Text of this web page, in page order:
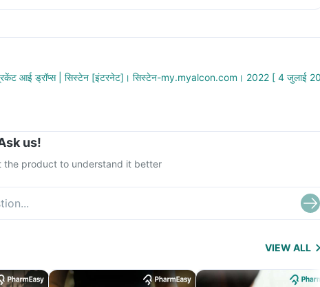
आई ड्रॉप्स | सिस्टेन [इंटरनेट]। सिस्टेन-my.myalcon.com। 2022 [ 4 जुलाई
us!
the product to understand it better
VIEW ALL